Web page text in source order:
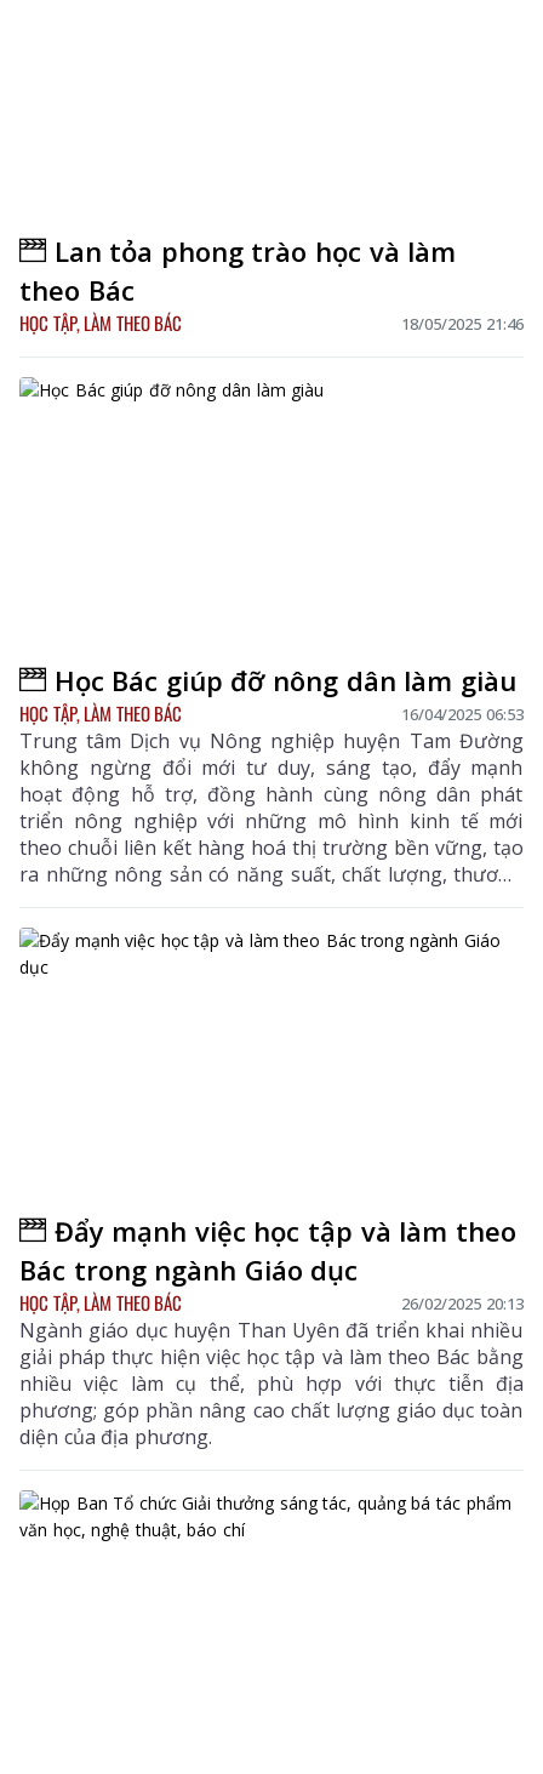
Lan tỏa phong trào học và làm
theo Bác
HỌC TẬP, LÀM THEO BÁC 18/05/2025 21:46
Học Bác giúp đỡ nông dân làm giàu
HỌC TẬP, LÀM THEO BÁC 16/04/2025 06:53
Trung tâm Dịch vụ Nông nghiệp huyện Tam Đường
không ngừng đổi mới tư duy, sáng tạo, đẩy mạnh
hoạt động hỗ trợ, đồng hành cùng nông dân phát
triển nông nghiệp với những mô hình kinh tế mới
theo chuỗi liên kết hàng hoá thị trường bền vững, tạo
ra những nông sản có năng suất, chất lượng, thương
hiệu.
Đẩy mạnh việc học tập và làm theo
Bác trong ngành Giáo dục
HỌC TẬP, LÀM THEO BÁC 26/02/2025 20:13
Ngành giáo dục huyện Than Uyên đã triển khai nhiều
giải pháp thực hiện việc học tập và làm theo Bác bằng
nhiều việc làm cụ thể, phù hợp với thực tiễn địa
phương; góp phần nâng cao chất lượng giáo dục toàn
diện của địa phương.